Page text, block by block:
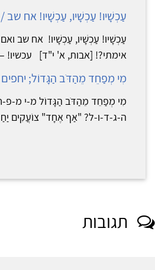
עַכְשָׁיו! עַכְשָׁיו, עַכְשָׁיו! אח שב /
עַכְשָׁיו! עַכְשָׁיו, עַכְשָׁיו! אח שב
אימתי?! [אבות, א' י"ד] עכשיו!
מִי מְפַחֵד מֵהַדֹּב הַגָּדוֹל; יחפים
מִי מְפַחֵד מֵהַדֹּב הַגָּדוֹל מ-י מ-
ה-ג-ד-ו-ל? "אַף אֶחָד" צוֹעֲקִים
תגובות